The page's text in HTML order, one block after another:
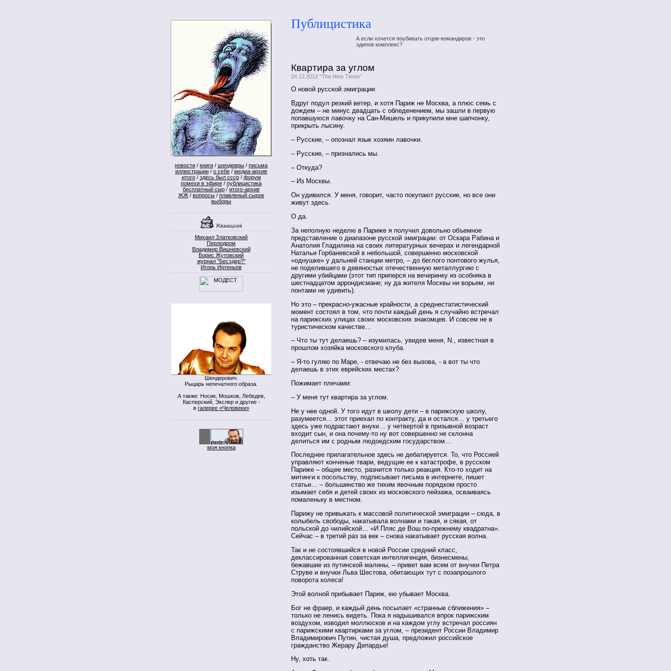
новости / книги / шендевры / письма
иллюстрации / о себе / медиа-архив
итого/ здесь был ссср/ форум
помехи в эфире / публицистика
бесплатный сыр / итого-архив
ЖЖ / вопросы / плавленый сырок
выборы
Михаил Златковский
Перлодром
Владимир Вишневский
Борис Жутовский
журнал "Бесэдер?"
Игорь Иртеньев
Шендерович.
Рыцарь непечатного образа.
А также: Носик, Мошков, Лебедев,
Касперский, Экслер и другие -
в галерее «Человеки»
моя кнопка
Публицистика
А если хочется поубивать отцов-командиров - это
эдипов комплекс?
Квартира за углом
24.12.2012 "The New Times"
О новой русской эмиграции
Вдруг подул резкий ветер, и хотя Париж не Москва, а плюс семь с
дождем – не минус двадцать с обледенением, мы зашли в первую
попавшуюся лавочку на Сан-Мишель и прикупили мне шапчонку,
прикрыть лысину.
– Русские, – опознал язык хозяин лавочки.
– Русские, – признались мы.
– Откуда?
– Из Москвы.
Он удивился. У меня, говорит, часто покупают русские, но все они
живут здесь.
О да.
За неполную неделю в Париже я получил довольно объемное
представление о диапазоне русской эмиграции: от Оскара Рабина и
Анатолия Гладилина на своих литературных вечерах и легендарной
Натальи Горбаневской в небольшой, совершенно московской
«однушке» у дальней станции метро, – до беглого понтового жулья,
не поделившего в девяностых отечественную металлургию с
другими убийцами (этот тип приперся на вечеринку из особняка в
шестнадцатом аррондисмане; ну да жителя Москвы ни ворьем, ни
понтами не удивить).
Но это – прекрасно-ужасные крайности, а среднестатистический
момент состоял в том, что почти каждый день я случайно встречал
на парижских улицах своих московских знакомцев. И совсем не в
туристическом качестве…
– Что ты тут делаешь? – изумилась, увидев меня, N., известная в
прошлом хозяйка московского клуба.
– Я-то гуляю по Маре, - отвечаю не без вызова, - а вот ты что
делаешь в этих еврейских местах?
Пожимает плечами:
– У меня тут квартира за углом.
Не у нее одной. У того идут в школу дети – в парижскую школу,
разумеется… этот приехал по контракту, да и остался… у третьего
здесь уже подрастают внуки… у четвертой в призывной возраст
входит сын, и она почему-то ну вот совершенно не склонна
делиться им с родным людоедским государством…
Последнее прилагательное здесь не дебатируется. То, что Россией
управляют конченые твари, ведущие ее к катастрофе, в русском
Париже – общее место, разнится только реакция. Кто-то ходит на
митинги к посольству, подписывает письма в интернете, пишет
статьи… – большинство же тихим явочным порядком просто
изымает себя и детей своих из московского пейзажа, осваиваясь
помаленьку в местном.
Парижу не привыкать к массовой политической эмиграции – сюда, в
колыбель свободы, накатывала волнами и такая, и сякая, от
польской до чилийской… «И Пляс де Вош по-прежнему квадратна».
Сейчас – в третий раз за век – снова накатывает русская волна.
Так и не состоявшийся в новой России средний класс,
деклассированная советская интеллигенция, бизнесмены,
бежавшие из путинской малины, – привет вам всем от внучки Петра
Струве и внучки Льва Шестова, обитающих тут с позапрошлого
поворота колеса!
Этой волной прибывает Париж, ею убывает Москва.
Бог не фраер, и каждый день посылает «странные сближения» –
только не ленись видеть. Пока я надышивался впрок парижским
воздухом, изводил моллюсков и на каждом углу встречал россиян
с парижскими квартирками за углом, – президент России Владимир
Владимирович Путин, чистая душа, предложил российское
гражданство Жерару Депардье!
Ну, хоть так.